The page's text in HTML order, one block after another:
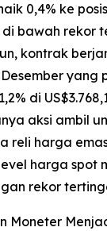
0,4% ke
di bawah rekor
kontrak
yang
di
aksi ambil
reli harga
harga spot
rekor
Moneter